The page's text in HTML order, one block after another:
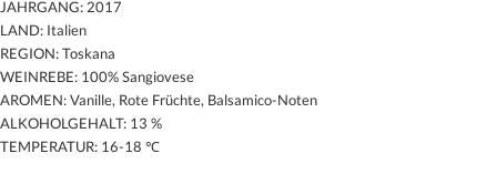
JAHRGANG: 2017
LAND: Italien
REGION: Toskana
WEINREBE: 100% Sangiovese
AROMEN: Vanille, Rote Früchte, Balsamico-Noten
ALKOHOLGEHALT: 13 %
TEMPERATUR: 16-18 ℃